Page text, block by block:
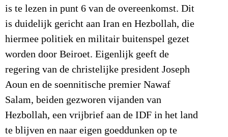
is te lezen in punt 6 van de overeenkomst. Dit
is duidelijk gericht aan Iran en Hezbollah, die
hiermee politiek en militair buitenspel gezet
worden door Beiroet. Eigenlijk geeft de
regering van de christelijke president Joseph
Aoun en de soennitische premier Nawaf
Salam, beiden gezworen vijanden van
Hezbollah, een vrijbrief aan de IDF in het land
te blijven en naar eigen goeddunken op te